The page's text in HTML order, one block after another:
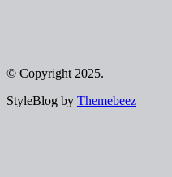
© Copyright 2025.
StyleBlog by Themebeez